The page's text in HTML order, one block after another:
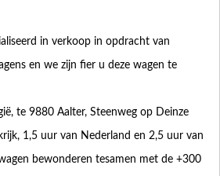
in verkoop in opdracht van
en we zijn fier u deze wagen te
te 9880 Aalter, Steenweg op Deinze
1,5 uur van Nederland en 2,5 uur van
bewonderen tesamen met de +300